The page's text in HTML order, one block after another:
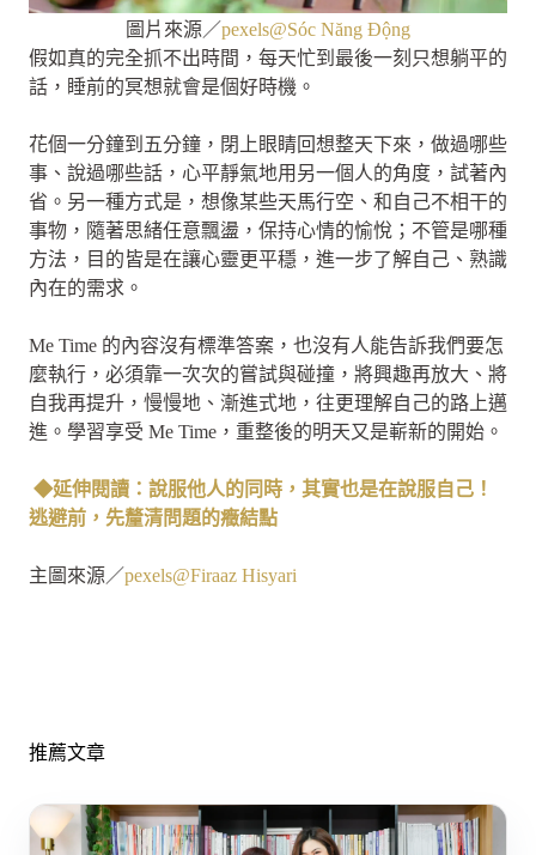
圖片來源／pexels@Sóc Năng Động
假如真的完全抓不出時間，每天忙到最後一刻只想躺平的
話，睡前的冥想就會是個好時機。
花個一分鐘到五分鐘，閉上眼睛回想整天下來，做過哪些
事、說過哪些話，心平靜氣地用另一個人的角度，試著內
省。另一種方式是，想像某些天馬行空、和自己不相干的
事物，隨著思緒任意飄盪，保持心情的愉悅；不管是哪種
方法，目的皆是在讓心靈更平穩，進一步了解自己、熟識
內在的需求。
Me Time 的內容沒有標準答案，也沒有人能告訴我們要怎
麼執行，必須靠一次次的嘗試與碰撞，將興趣再放大、將
自我再提升，慢慢地、漸進式地，往更理解自己的路上邁
進。學習享受 Me Time，重整後的明天又是嶄新的開始。
◆延伸閱讀：說服他人的同時，其實也是在說服自己！
逃避前，先釐清問題的癥結點
主圖來源／pexels@Firaaz Hisyari
推薦文章